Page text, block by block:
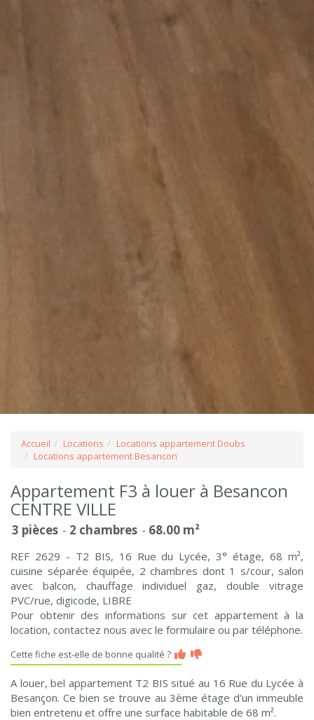
Accueil Locations
Locations appartement Doubs
Locations appartement Besancon
Appartement F3 à louer à Besancon
CENTRE VILLE
3 pièces 2 chambres 68.00 m²
REF 2629 - T2 BIS, 16 Rue du Lycée, 3° étage, 68 m²,
cuisine séparée équipée, 2 chambres dont 1 s/cour, salon
avec balcon, chauffage individuel gaz, double vitrage
PVC/rue, digicode, LIBRE
Pour obtenir des informations sur cet appartement à la
location, contactez nous avec le formulaire ou par téléphone.
Cette fiche est-elle de bonne qualité ?
A louer, bel appartement T2 BIS situé au 16 Rue du Lycée à
Besançon. Ce bien se trouve au 3ème étage d'un immeuble
bien entretenu et offre une surface habitable de 68 m².